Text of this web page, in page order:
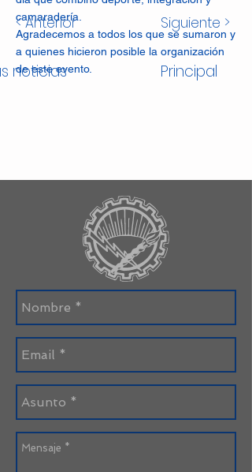
< Anterior
noticias
Siguiente >
Principal
camaradería.
Agradecemos a todos los que se sumaron y
a quienes hicieron posible la organización
de este evento.